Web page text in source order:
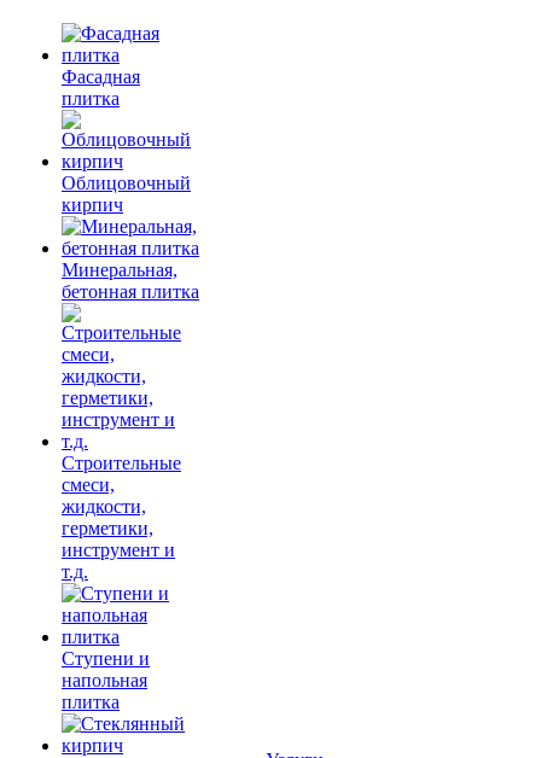
Фасадная
плитка
Облицовочный
кирпич
Минеральная,
бетонная плитка
Строительные
смеси,
жидкости,
герметики,
инструмент и
т.д.
Ступени и
напольная
плитка